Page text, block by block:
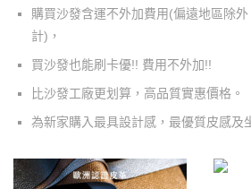
購買沙發含運不外加費用(偏遠地區除
計) ，
買沙發也能刷卡優!! 費用不外加!!
比沙發工廠更划算，高品質實惠價格。
為新家購入最具設計感，最優質皮感及